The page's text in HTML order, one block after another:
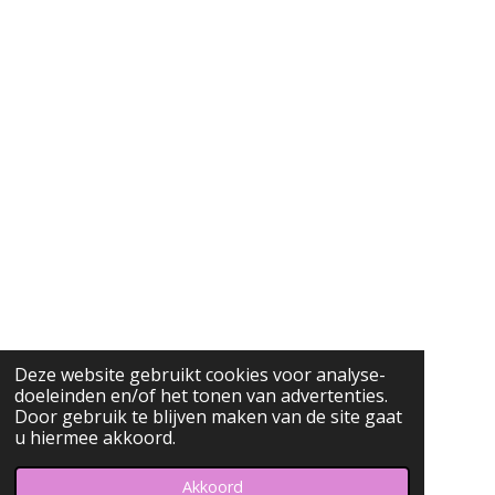
Deze website gebruikt cookies voor analyse-
doeleinden en/of het tonen van advertenties.
Door gebruik te blijven maken van de site gaat
u hiermee akkoord.
Akkoord